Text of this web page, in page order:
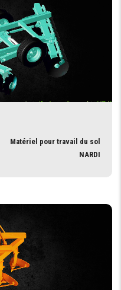
Matériel pour travail du sol
NARDI